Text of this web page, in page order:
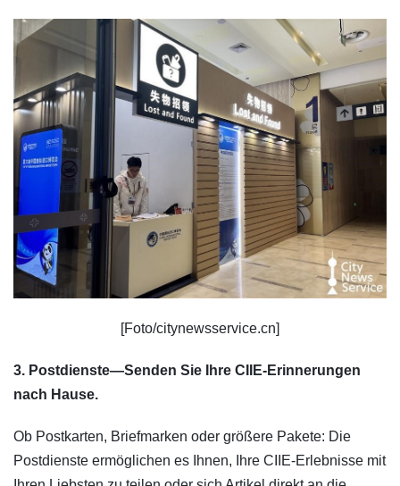
[Foto/citynewsservice.cn]
3. Postdienste—Senden Sie Ihre CIIE-Erinnerungen
nach Hause.
Ob Postkarten, Briefmarken oder größere Pakete: Die
Postdienste ermöglichen es Ihnen, Ihre CIIE-Erlebnisse mit